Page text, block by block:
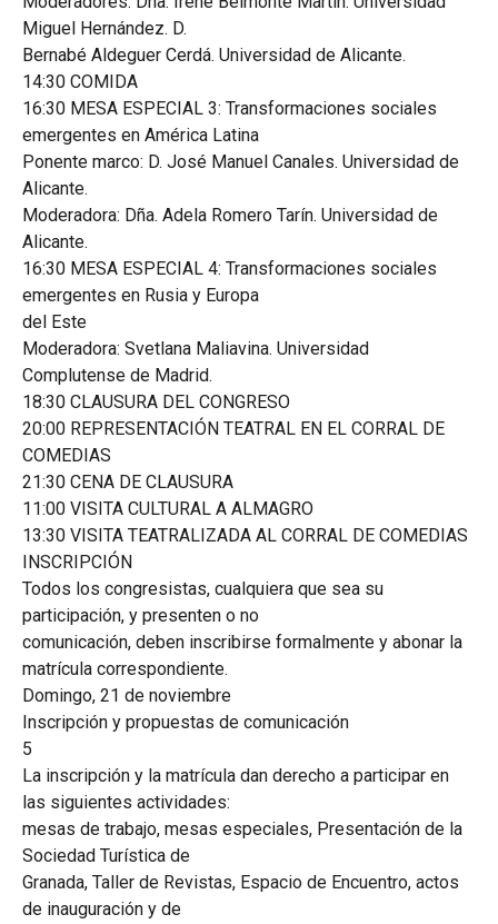
Miguel Hernández. D.
Bernabé Aldeguer Cerdá. Universidad de Alicante.
14:30 COMIDA
16:30 MESA ESPECIAL 3: Transformaciones sociales
emergentes en América Latina
Ponente marco: D. José Manuel Canales. Universidad de
Alicante.
Moderadora: Dña. Adela Romero Tarín. Universidad de
Alicante.
16:30 MESA ESPECIAL 4: Transformaciones sociales
emergentes en Rusia y Europa
del Este
Moderadora: Svetlana Maliavina. Universidad
Complutense de Madrid.
18:30 CLAUSURA DEL CONGRESO
20:00 REPRESENTACIÓN TEATRAL EN EL CORRAL DE
COMEDIAS
21:30 CENA DE CLAUSURA
11:00 VISITA CULTURAL A ALMAGRO
13:30 VISITA TEATRALIZADA AL CORRAL DE COMEDIAS
INSCRIPCIÓN
Todos los congresistas, cualquiera que sea su
participación, y presenten o no
comunicación, deben inscribirse formalmente y abonar la
matrícula correspondiente.
Domingo, 21 de noviembre
Inscripción y propuestas de comunicación
5
La inscripción y la matrícula dan derecho a participar en
las siguientes actividades:
mesas de trabajo, mesas especiales, Presentación de la
Sociedad Turística de
Granada, Taller de Revistas, Espacio de Encuentro, actos
de inauguración y de